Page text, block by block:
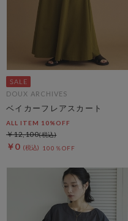
DOUX ARCHIVES
ベイカーフレアスカート
ALL ITEM 10%OFF
￥0 100％OFF
￥12,100